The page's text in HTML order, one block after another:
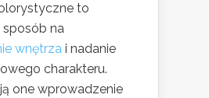
to
na
wnętrza i nadanie
charakteru.
one wprowadzenie